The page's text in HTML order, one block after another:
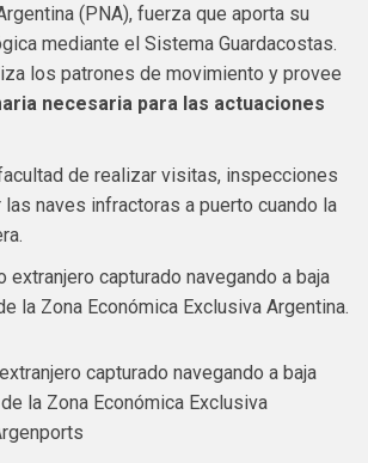
(PNA), fuerza que aporta su
mediante el Sistema Guardacostas.
los patrones de movimiento y provee
necesaria para las actuaciones
de realizar visitas, inspecciones
naves infractoras a puerto cuando la
capturado navegando a baja
la Zona Económica Exclusiva